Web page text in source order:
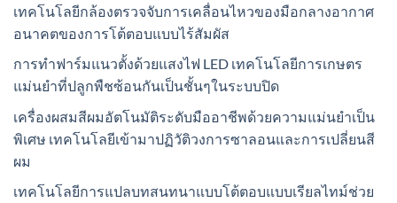
เทคโนโลยีกล้องตรวจจับการเคลื่อนไหวของมือกลางอากาศ
อนาคตของการโต้ตอบแบบไร้สัมผัส
การทำฟาร์มแนวตั้งด้วยแสงไฟ LED เทคโนโลยีการเกษตร
แม่นยำที่ปลูกพืชซ้อนกันเป็นชั้นๆในระบบปิด
เครื่องผสมสีผมอัตโนมัติระดับมืออาชีพด้วยความแม่นยำเป็น
พิเศษ เทคโนโลยีเข้ามาปฏิวัติวงการซาลอนและการเปลี่ยนสี
ผม
เทคโนโลยีการแปลบทสนทนาแบบโต้ตอบแบบเรียลไทม์ช่วย